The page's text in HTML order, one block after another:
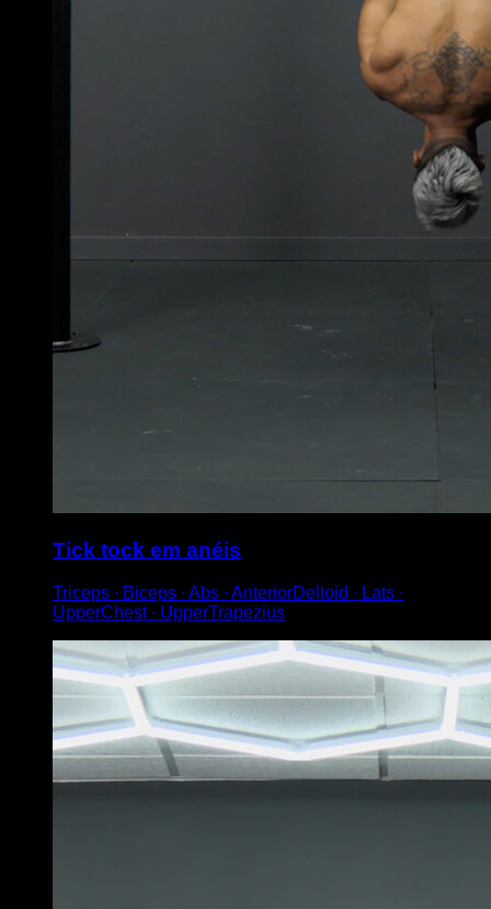
Tick tock em anéis
Triceps ∙ Biceps ∙ Abs ∙ AnteriorDeltoid ∙ Lats ∙
UpperChest ∙ UpperTrapezius